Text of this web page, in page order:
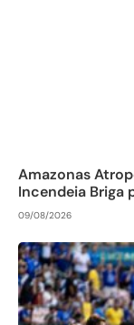
Amazonas
Incendeia Briga
09/08/2026